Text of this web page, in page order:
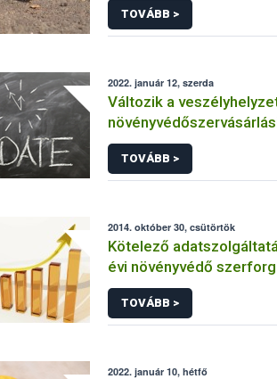
TOVÁBB >
2022. január 12, szerda
Változik a
engedélyekkel
szabályozás
TOVÁBB >
2014. október 30, csütörtök
Kötelező
évi növényvédő
TOVÁBB >
2022. január 10, hétfő